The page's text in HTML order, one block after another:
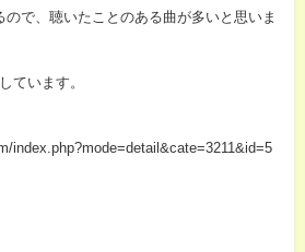
で、聴いたことのある曲が多いと思いま
ています。
index.php?mode=detail&cate=3211&id=5